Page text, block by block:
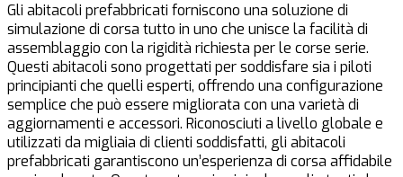
Gli abitacoli prefabbricati forniscono una soluzione di
simulazione di corsa tutto in uno che unisce la facilità di
assemblaggio con la rigidità richiesta per le corse serie.
Questi abitacoli sono progettati per soddisfare sia i piloti
principianti che quelli esperti, offrendo una configurazione
semplice che può essere migliorata con una varietà di
aggiornamenti e accessori. Riconosciuti a livello globale e
utilizzati da migliaia di clienti soddisfatti, gli abitacoli
prefabbricati garantiscono un’esperienza di corsa affidabile